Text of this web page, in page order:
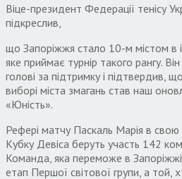
Віце-президент Федерації тенісу
підкреслив,
що Запоріжжя стало 10-м містом в
яке приймає турнір такого рангу.
голові за підтримку і підтвердив,
виборі міста змагань став наш
«Юність».
Рефері матчу Паскаль Марія в
Кубку Девіса беруть участь 142
Команда, яка переможе в
етап Першої світової групи, а той,